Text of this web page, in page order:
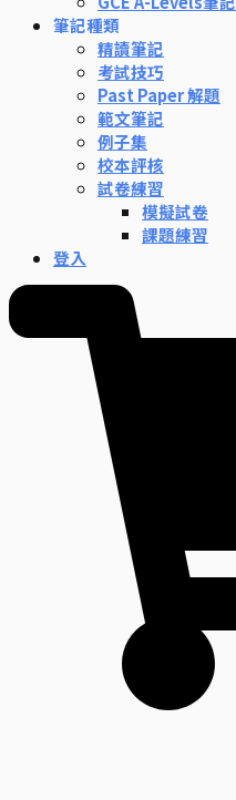
筆記種類
精讀筆記
考試技巧
Past Paper 解題
範文筆記
例子集
校本評核
試卷練習
模擬試卷
課題練習
登入